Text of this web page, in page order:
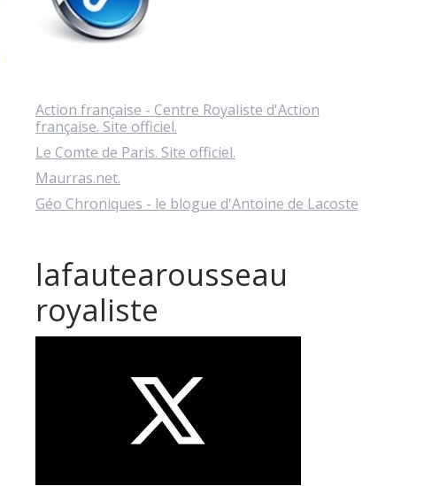
Action française - Centre Royaliste d'Action
française. Site officiel.
Le Comte de Paris. Site officiel.
Maurras.net.
Géo Chroniques - le blogue d'Antoine de Lacoste
lafautearousseau
royaliste